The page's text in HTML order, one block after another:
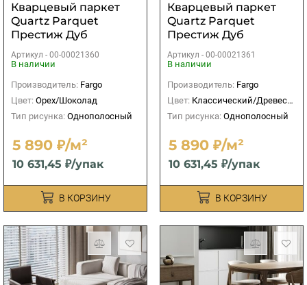
Кварцевый паркет
Quartz Parquet
Престиж Дуб
Кедровый Латте
Артикул - 00-00021360
В наличии
Производитель: Fargo
Цвет: Орех/Шоколад
Тип рисунка: Однополосный
5 890 ₽/м²
10 631,45 ₽/упак
В КОРЗИНУ
Кварцевый паркет
Quartz Parquet
Престиж Дуб
Шампань
Артикул - 00-00021361
В наличии
Производитель: Fargo
Цвет: Классический/Древесный
Тип рисунка: Однополосный
5 890 ₽/м²
10 631,45 ₽/упак
В КОРЗИНУ